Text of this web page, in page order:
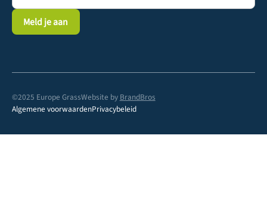
©2025 Europe GrassWebsite by BrandBros
Algemene voorwaardenPrivacybeleid